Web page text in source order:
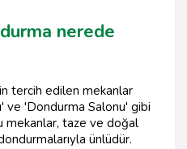
nerede
tercih edilen mekanlar
ve 'Dondurma Salonu' gibi
mekanlar, taze ve doğal
ünlüdür.